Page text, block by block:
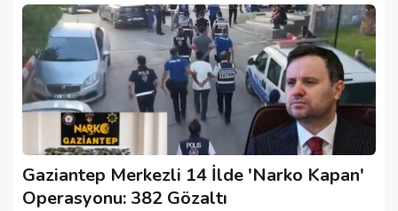
Gaziantep Merkezli 14 İlde 'Narko Kapan'
Operasyonu: 382 Gözaltı